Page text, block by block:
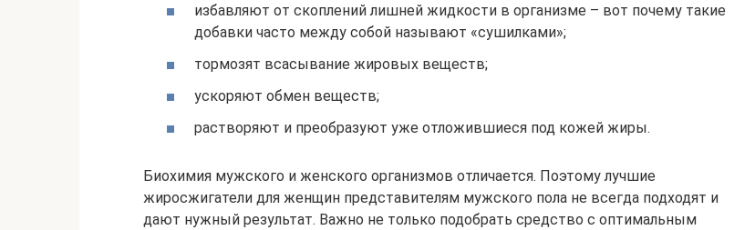
избавляют от скоплений лишней жидкости в организме – вот почему такие
добавки часто между собой называют «сушилками»;
тормозят всасывание жировых веществ;
ускоряют обмен веществ;
растворяют и преобразуют уже отложившиеся под кожей жиры.
Биохимия мужского и женского организмов отличается. Поэтому лучшие
жиросжигатели для женщин представителям мужского пола не всегда подходят и
дают нужный результат. Важно не только подобрать средство с оптимальным